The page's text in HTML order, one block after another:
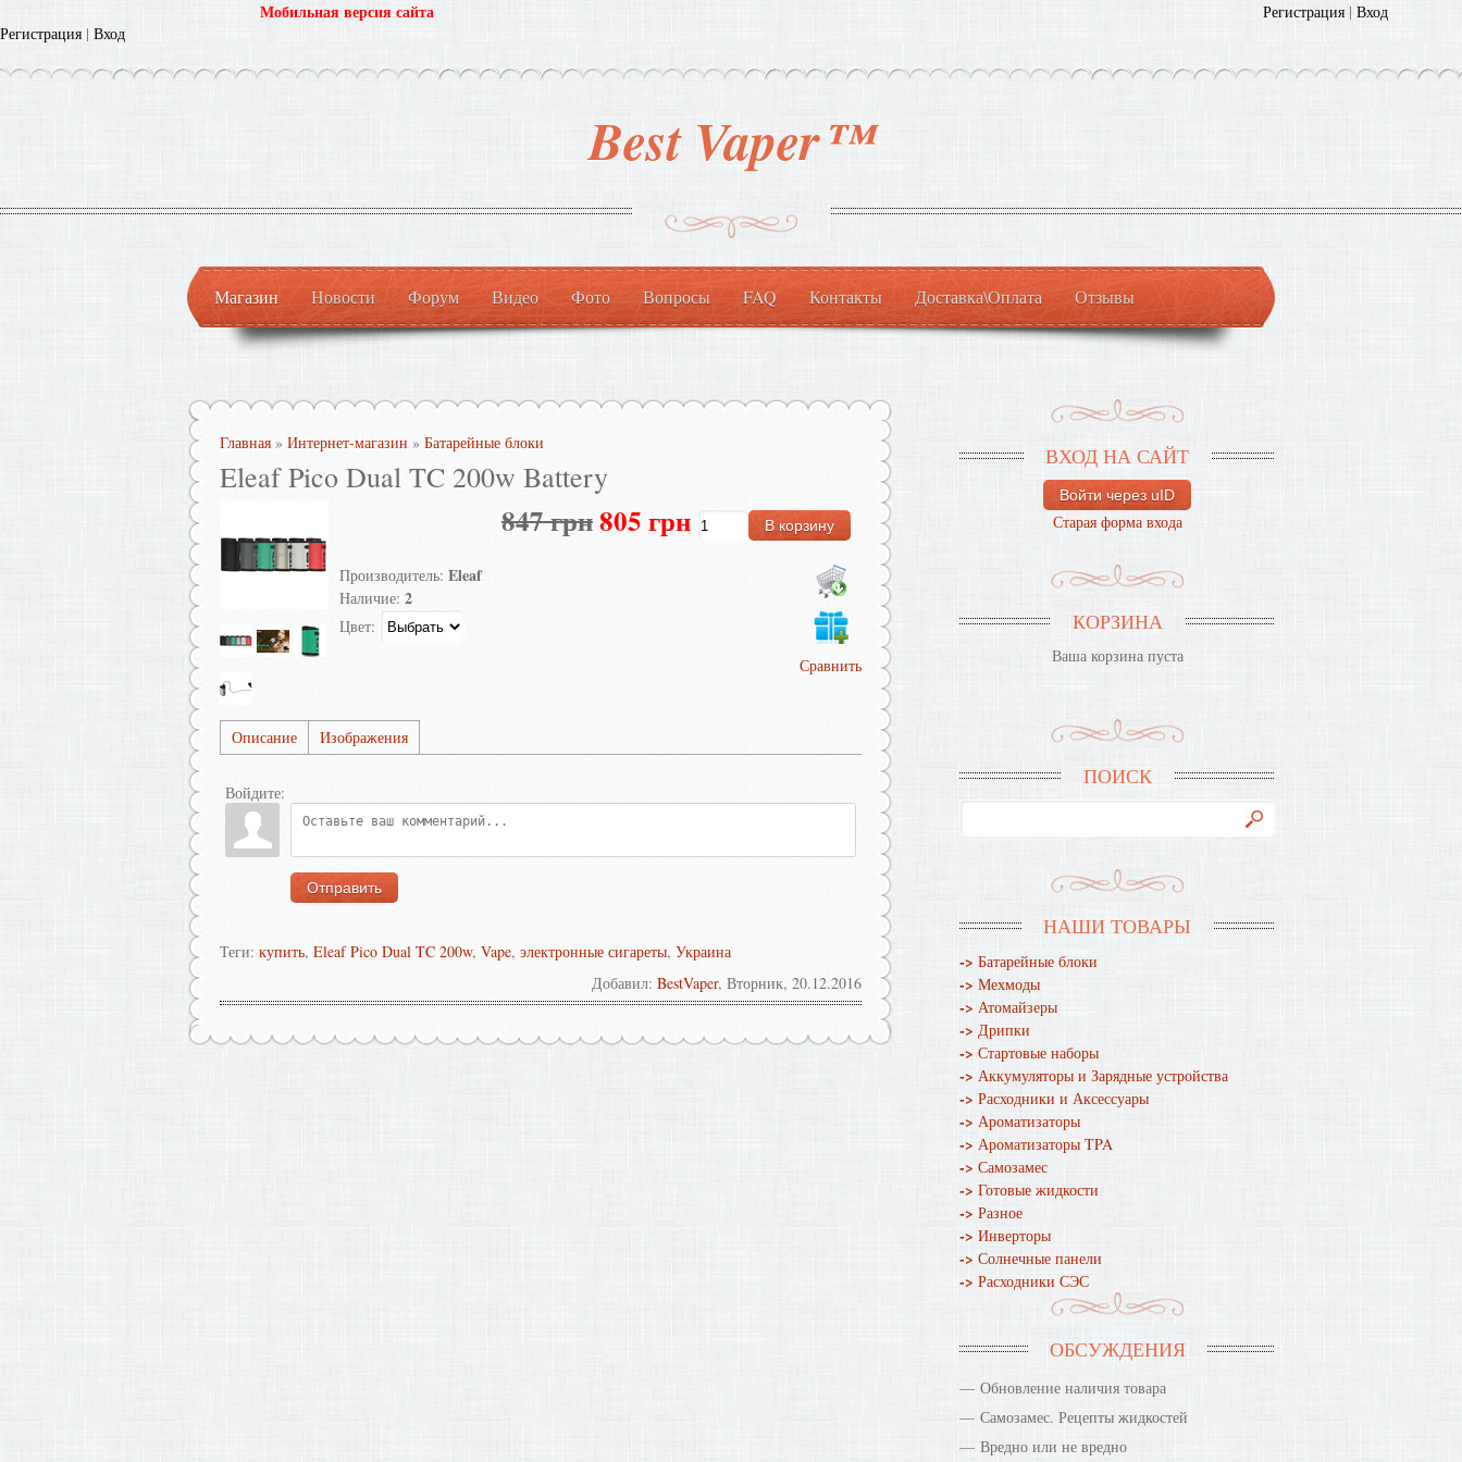
Мобильная версия сайта Регистрация | Вход
Регистрация| Вход
Best Vaper™
Магазин Новости Форум Видео Фото Вопросы FAQ Контакты Доставка\Оплата Отзывы
Главная » Интернет-магазин » Батарейные блоки
Eleaf Pico Dual TC 200w Battery
847 грн805 грн
Производитель: Eleaf
Наличие: 2
Цвет:
Сравнить
Описание Изображения
Войдите:
Отправить
Теги: купить, Eleaf Pico Dual TC 200w, Vape, электронные сигареты, Украина
Добавил: BestVaper, Вторник, 20.12.2016
ВХОД НА САЙТ
Войти через uID
Старая форма входа
КОРЗИНА
Ваша корзина пуста
ПОИСК
НАШИ ТОВАРЫ
-> Батарейные блоки
-> Мехмоды
-> Атомайзеры
-> Дрипки
-> Стартовые наборы
-> Аккумуляторы и Зарядные устройства
-> Расходники и Аксессуары
-> Ароматизаторы
-> Ароматизаторы TPA
-> Самозамес
-> Готовые жидкости
-> Разное
-> Инверторы
-> Солнечные панели
-> Расходники СЭС
ОБСУЖДЕНИЯ
Обновление наличия товара
Самозамес. Рецепты жидкостей
Вредно или не вредно